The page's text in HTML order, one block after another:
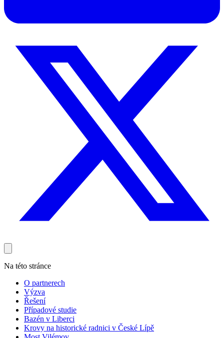
Na této stránce
O partnerech
Výzva
Řešení
Případové studie
Bazén v Liberci
Krovy na historické radnici v České Lípě